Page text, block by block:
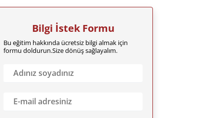
Bilgi İstek Formu
Bu eğitim hakkında ücretsiz bilgi almak için
formu doldurun.Size dönüş sağlayalım.